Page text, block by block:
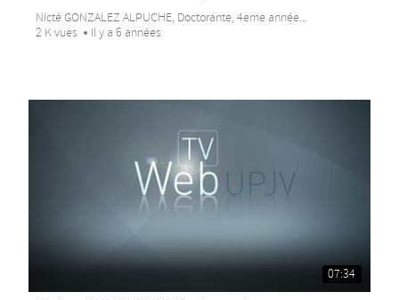
Nicté GONZALEZ ALPUCHE, Doctorante, 4eme année...
2 K vues
Il y a 6 années
07:34